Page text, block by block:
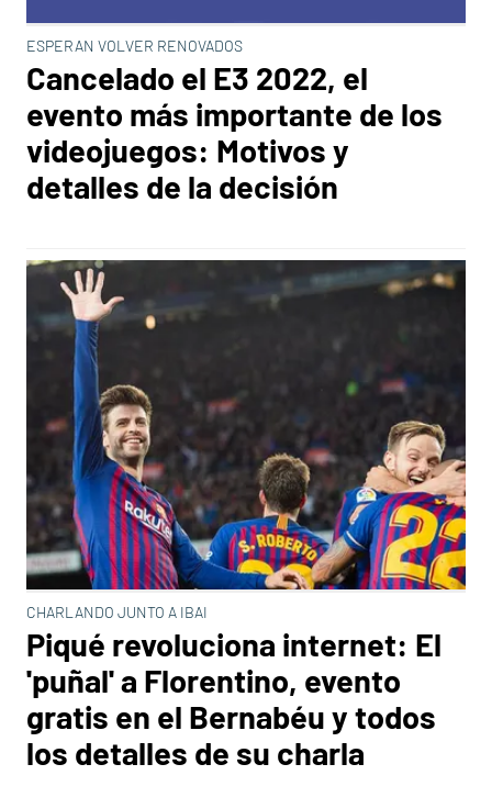
ESPERAN VOLVER RENOVADOS
Cancelado el E3 2022, el
evento más importante de los
videojuegos: Motivos y
detalles de la decisión
CHARLANDO JUNTO A IBAI
Piqué revoluciona internet: El
'puñal' a Florentino, evento
gratis en el Bernabéu y todos
los detalles de su charla